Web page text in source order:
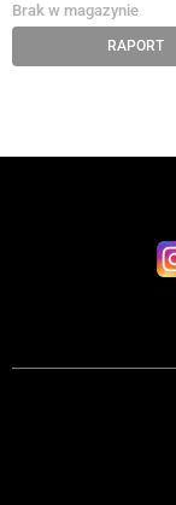
Brak w magazynie
RAPORT